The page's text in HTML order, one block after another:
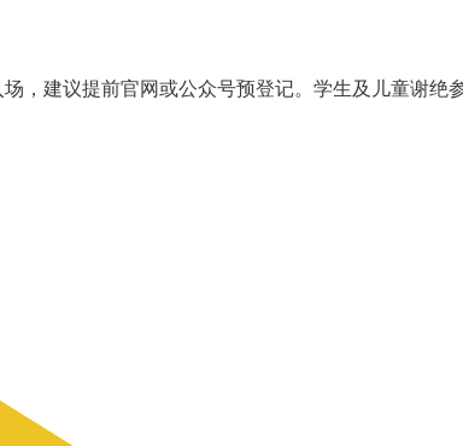
建议提前官网或公众号预登记。学生及儿童谢绝